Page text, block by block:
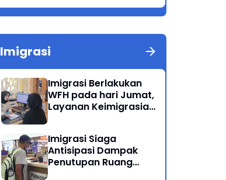
Imigrasi
Imigrasi Berlakukan
WFH pada hari Jumat,
Layanan Keimigrasian
Imigrasi Siaga
Antisipasi Dampak
Penutupan Ruang